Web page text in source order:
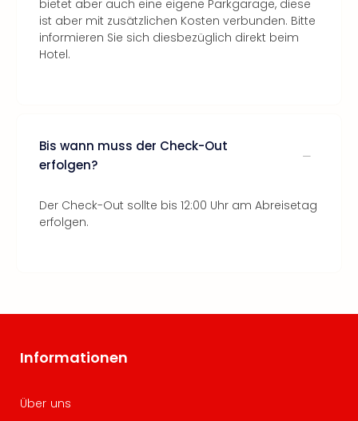
bietet aber auch eine eigene Parkgarage, diese
ist aber mit zusätzlichen Kosten verbunden. Bitte
informieren Sie sich diesbezüglich direkt beim
Hotel.
Bis wann muss der Check-Out
erfolgen?
Der Check-Out sollte bis 12:00 Uhr am Abreisetag
erfolgen.
Informationen
Über uns